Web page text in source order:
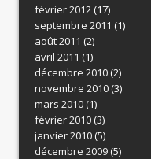
février 2012(17)
septembre 2011 (1)
août 2011 (2)
avril 2011 (1)
décembre 2010(2)
novembre 2010(3)
mars 2010(1)
février 2010(3)
janvier 2010(5)
décembre 2009(5)